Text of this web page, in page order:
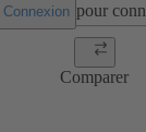
Connexion pour
Comparer